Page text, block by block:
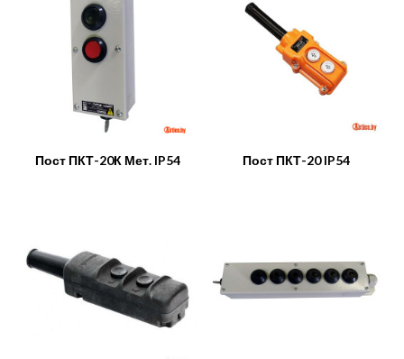
Пост ПКТ-20К Мет. IP54 Пост ПКТ-20 IP54